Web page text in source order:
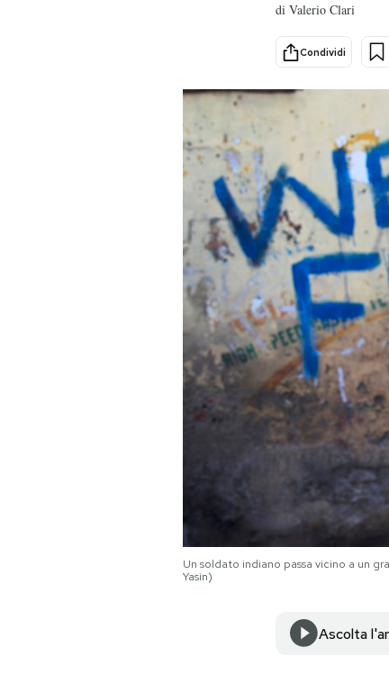
Mondiali calcio 2026
Hai bisogno di aiuto?
di Valerio Clari
Condividi
Un soldato indiano passa vicino a un
Yasin)
Ascolta